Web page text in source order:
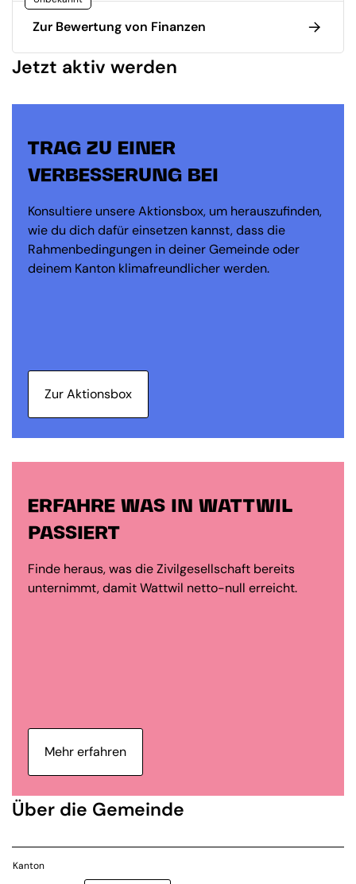
Zur Bewertung von Finanzen
Jetzt aktiv werden
TRAG ZU EINER
VERBESSERUNG BEI
Konsultiere unsere Aktionsbox, um herauszufinden,
wie du dich dafür einsetzen kannst, dass die
Rahmenbedingungen in deiner Gemeinde oder
deinem Kanton klimafreundlicher werden.
Zur Aktionsbox
ERFAHRE WAS IN WATTWIL
PASSIERT
Finde heraus, was die Zivilgesellschaft bereits
unternimmt, damit Wattwil netto-null erreicht.
Mehr erfahren
Über die Gemeinde
Kanton